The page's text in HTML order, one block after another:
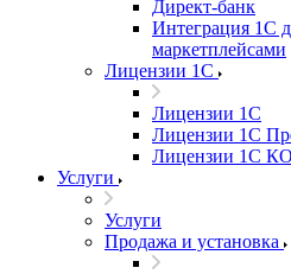
Директ-банк
Интеграция 1C
маркетплейсами
Лицензии 1С
Лицензии 1С
Лицензии 1С
Лицензии 1С
Услуги
Услуги
Продажа и установка